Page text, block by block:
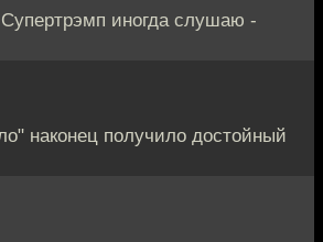
иногда слушаю -
наконец получило достойный